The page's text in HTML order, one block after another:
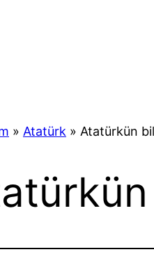
» Atatürk » Atatürkün